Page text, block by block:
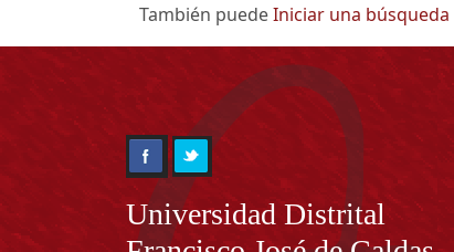
También puedeIniciar una
Información
Universidad Distrital